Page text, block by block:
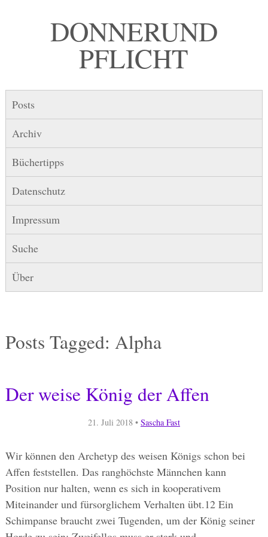
DONNER UND
PFLICHT
Posts
Archiv
Büchertipps
Datenschutz
Impressum
Suche
Über
Posts Tagged: Alpha
Der weise König der Affen
21. Juli 2018• Sascha Fast
Wir können den Archetyp des weisen Königs schon bei
Affen feststellen. Das ranghöchste Männchen kann
Position nur halten, wenn es sich in kooperativem
Miteinander und fürsorglichem Verhalten übt.12 Ein
Schimpanse braucht zwei Tugenden, um der König seiner